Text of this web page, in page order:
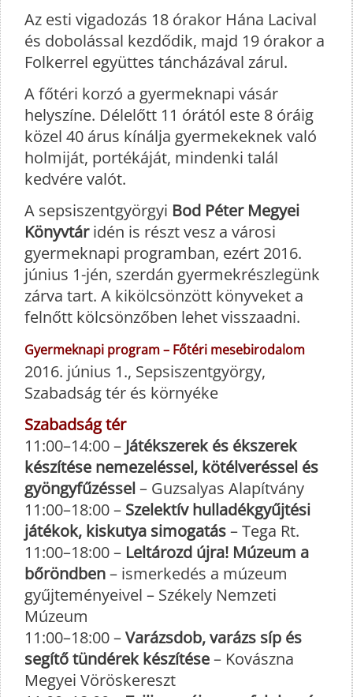
Az esti vigadozás 18 órakor Hána Lacival
és dobolással kezdődik, majd 19 órakor a
Folkerrel együttes táncházával zárul.
A főtéri korzó a gyermeknapi vásár
helyszíne. Délelőtt 11 órától este 8 óráig
közel 40 árus kínálja gyermekeknek való
holmiját, portékáját, mindenki talál
kedvére valót.
A sepsiszentgyörgyi Bod Péter Megyei
Könyvtáridén is részt vesz a városi
gyermeknapi programban, ezért 2016.
június 1-jén, szerdán gyermekrészlegünk
zárva tart. A kikölcsönzött könyveket a
felnőtt kölcsönzőben lehet visszaadni.
Gyermeknapi program – Főtéri mesebirodalom
2016. június 1., Sepsiszentgyörgy,
Szabadság tér és környéke
Szabadság tér
11:00–14:00 – Játékszerek és ékszerek
készítése nemezeléssel, kötélveréssel és
gyöngyfűzéssel– Guzsalyas Alapítvány
11:00–18:00 – Szelektív hulladékgyűjtési
játékok, kiskutya simogatás– Tega Rt.
11:00–18:00 – Leltározd újra! Múzeum a
bőröndben– ismerkedés a múzeum
gyűjteményeivel – Székely Nemzeti
Múzeum
11:00–18:00 –Varázsdob, varázs síp és
segítő tündérek készítése– Kovászna
Megyei Vöröskereszt